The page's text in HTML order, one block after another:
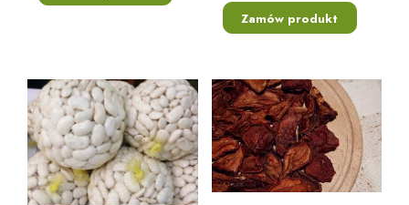
Zamów produkt